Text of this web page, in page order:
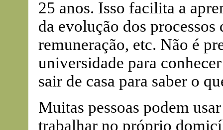
25 anos. Isso facilita a
da evolução dos
remuneração, etc. Não é
universidade para
sair de casa para saber o
Muitas pessoas podem
trabalhar no próprio